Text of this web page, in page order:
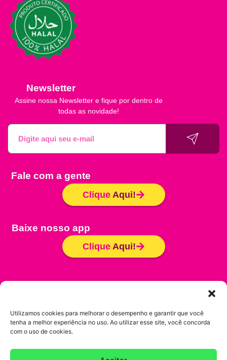
Utilizamos cookies para melhorar o desempenho e garantir que você
tenha a melhor experiência no uso. Ao utilizar esse site, você concorda
com o uso de cookies.
Newsletter
Assine nossa Newsletter e fique por dentro de
todas as novidade!
Fale com a gente
Clique Aqui!
Baixe nosso app
Clique Aqui!
Política de Cookies